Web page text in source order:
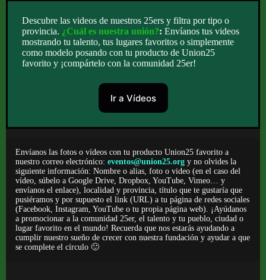
Descubre las videos de nuestros 25ers y filtra por tipo o
provincia. ¿Cuál es nuestra unión?: Envíanos tus videos
mostrando tu talento, tus lugares favoritos o simplemente
como modelo posando con tu producto de Union25
favorito y ¡compártelo con la comunidad 25er!
Ir a Vídeos
Envíanos las fotos o vídeos con tu producto Union25 favorito a
nuestro correo electrónico: eventos@union25.org y no olvides la
siguiente información: Nombre o alias, foto o video (en el caso del
vídeo, súbelo a Google Drive, Dropbox, YouTube, Vimeo… y
envíanos el enlace), localidad y provincia, título que te gustaría que
pusiéramos y por supuesto el link (URL) a tu página de redes sociales
(Facebook, Instagram, YouTube o tu propia página web). ¡Ayúdanos
a promocionar a la comunidad 25er, el talento y tu pueblo, ciudad o
lugar favorito en el mundo! Recuerda que nos estarás ayudando a
cumplir nuestro sueño de crecer con nuestra fundación y ayudar a que
se complete el círculo 🙂